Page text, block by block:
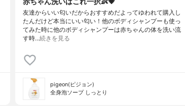
友達からいい匂いだからおすすめだよってゆわれて購入し
たんだけど本当にいい匂い！他のボディシャンプーも使っ
てみた時に他のボディシャンプーは赤ちゃんの体を洗い流
す時…続きを見る
pigeon(ピジョン)
全身泡ソープ しっとり